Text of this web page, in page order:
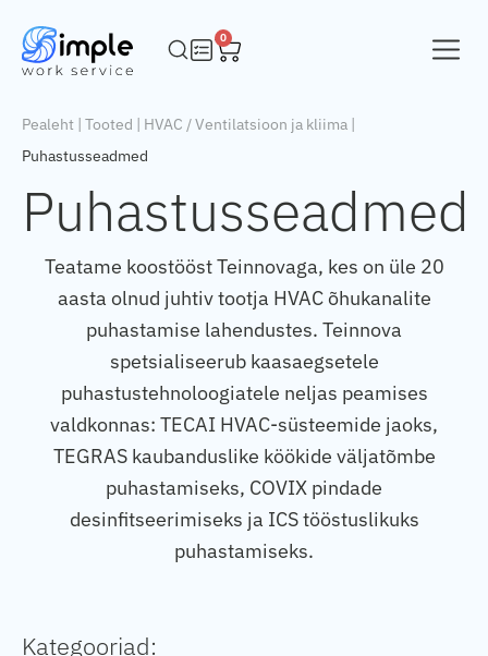
0
Pealeht | Tooted | HVAC / Ventilatsioon ja kliima |
Puhastusseadmed
Puhastusseadmed
Teatame koostööst Teinnovaga, kes on üle 20
aasta olnud juhtiv tootja HVAC õhukanalite
puhastamise lahendustes. Teinnova
spetsialiseerub kaasaegsetele
puhastustehnoloogiatele neljas peamises
valdkonnas: TECAI HVAC-süsteemide jaoks,
TEGRAS kaubanduslike köökide väljatõmbe
puhastamiseks, COVIX pindade
desinfitseerimiseks ja ICS tööstuslikuks
puhastamiseks.
Kategooriad: